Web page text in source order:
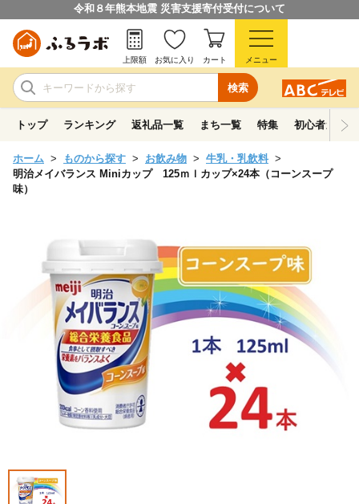
令和８年熊本地震 災害支援寄付受付について
検索
上限額 お気に入り カート メニュー
トップ ランキング 返礼品一覧 まち一覧 特集 初心者ガイド
ホーム ものから探す お飲み物
牛乳・乳飲料
明治メイバランス Miniカップ 125ｍｌカップ×24本（コーンスープ
味）